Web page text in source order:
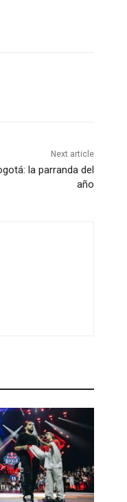
Next article
la parranda del
año